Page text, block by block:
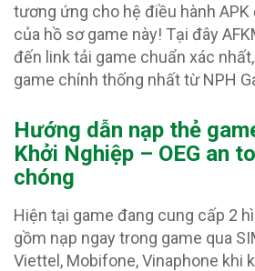
tương ứng cho hệ điều hành APK
của hồ sơ game này! Tại đây
đến link tải game chuẩn xác
game chính thống nhất từ NPH
Hướng dẫn nạp thẻ
Khởi Nghiệp – OEG an
chóng
Hiện tại game đang cung cấp 2
gồm nạp ngay trong game qua
Viettel, Mobifone, Vinaphone khi